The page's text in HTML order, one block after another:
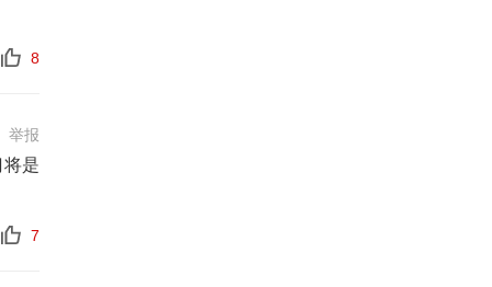
8
举报
是
7